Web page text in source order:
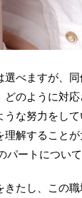
選べますが、
のように対
うな努力をし
解すること
ートについて
たし、この